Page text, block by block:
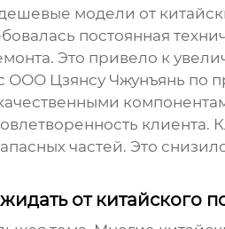
модели от
постоянная
Это привело к
Цзянсу Чжунъянь по
частей. Это
от китайского